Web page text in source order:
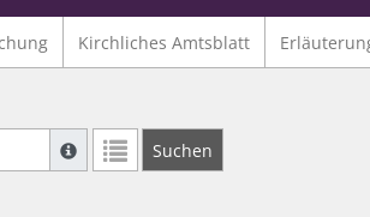
Kirchliches Amtsblatt
Suche mit Platzhalter "*", Bsp.
Suchen